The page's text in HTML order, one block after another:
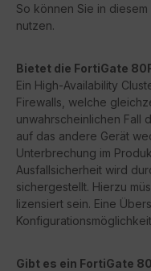
So können Sie in diesem
nutzen.
Bietet die FortiGate
Ein High-Availability
Firewalls, welche
unwahrscheinlichen Fall
auf das andere Gerät
Unterbrechung im
Ausfallsicherheit wird
sichergestellt. Hierzu
lizensiert sein. Eine
Gibt es ein FortiGate